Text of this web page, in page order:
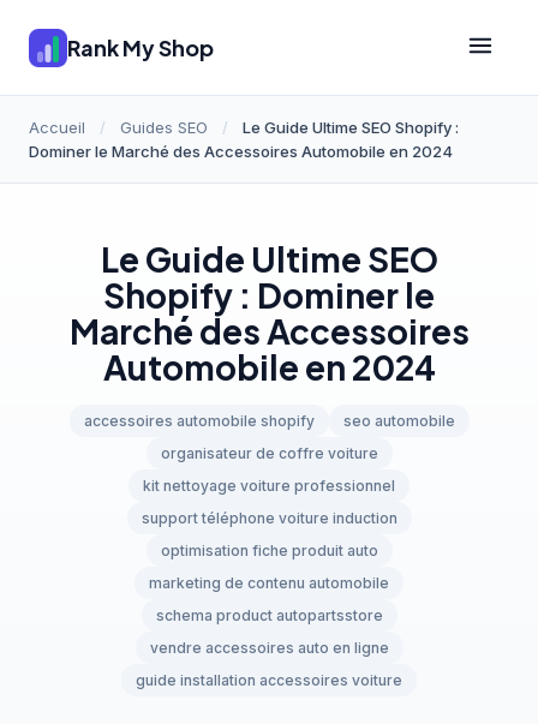
Rank My Shop
Accueil / Guides SEO /
Le Guide Ultime SEO Shopify :
Dominer le Marché des Accessoires Automobile en 2024
Le Guide Ultime SEO
Shopify : Dominer le
Marché des Accessoires
Automobile en 2024
accessoires automobile shopify
seo automobile
organisateur de coffre voiture
kit nettoyage voiture professionnel
support téléphone voiture induction
optimisation fiche produit auto
marketing de contenu automobile
schema product autopartsstore
vendre accessoires auto en ligne
guide installation accessoires voiture